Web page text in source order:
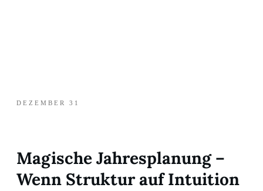
DEZEMBER 31
Magische Jahresplanung –
Wenn Struktur auf Intuition